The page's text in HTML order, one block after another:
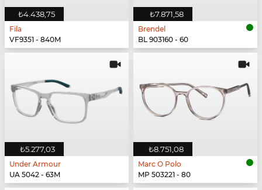
₺4.438,75
Fila
VF9351 - 840M
₺7.871,58
Brendel
BL 903160 - 60
₺5.277,03
Under Armour
UA 5042 - 63M
₺8.751,08
Marc O Polo
MP 503221 - 80